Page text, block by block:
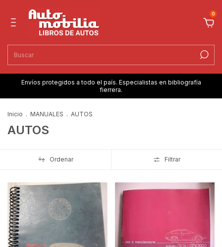
0
Envíos protegidos a todo el país. Especialistas en bibliografía
fierrera.
Inicio . MANUALES . AUTOS
AUTOS
Ordenar Filtrar